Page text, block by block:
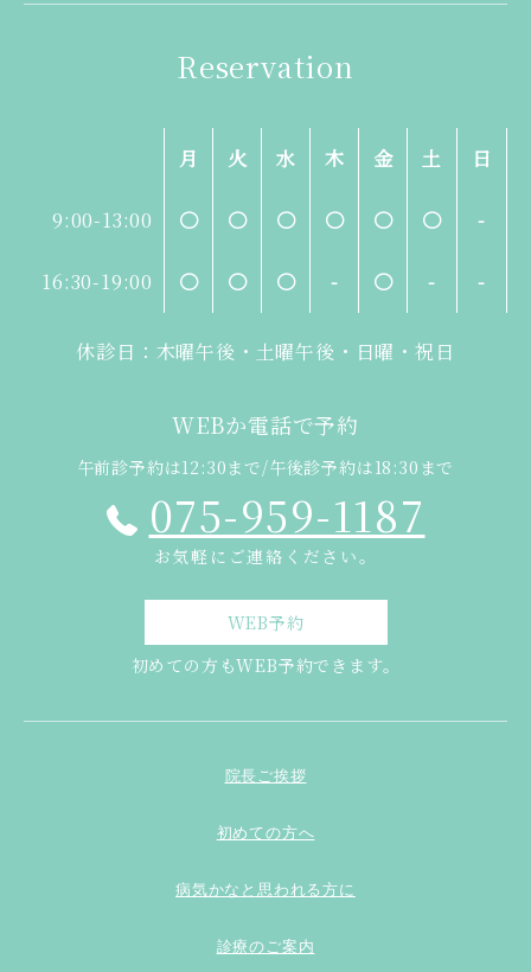
Reservation
月 火 水 木 金 土 日
9:00-13:00 〇 〇 〇 〇 〇 〇 -
16:30-19:00 〇 〇 〇 - 〇 - -
休診日：木曜午後・土曜午後・日曜・祝日
WEBか電話で予約
午前診予約は12:30まで/午後診予約は18:30まで
075-959-1187
お気軽にご連絡ください。
WEB予約
初めての方もWEB予約できます。
院長ご挨拶
初めての方へ
病気かなと思われる方に
診療のご案内